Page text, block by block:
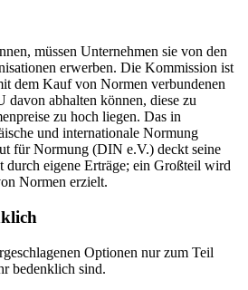
müssen Unternehmen sie von den
erwerben. Die Kommission ist
dem Kauf von Normen verbundenen
davon abhalten können, diese zu
zu hoch liegen. Das in
und internationale Normung
für Normung (DIN e.V.) deckt seine
durch eigene Erträge; ein Großteil wird
Normen erzielt.
Optionen nur zum Teil
bedenklich sind.